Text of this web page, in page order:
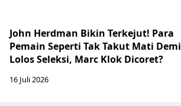
John Herdman Bikin Terkejut! Para
Pemain Seperti Tak Takut Mati Demi
Lolos Seleksi, Marc Klok Dicoret?
16 Juli 2026